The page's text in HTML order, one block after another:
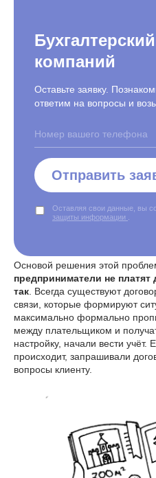
компаний
Оставьте заявку.
ответим на вопросы и
Отправить
Оставляя свои данные, вы
защиты информации
Основой решения этой
предприниматели не платят
так . Всегда существуют
связи, которые формируют
максимально формально
между плательщиком и
настройку, начали вести
происходит, запрашивали
вопросы клиенту.